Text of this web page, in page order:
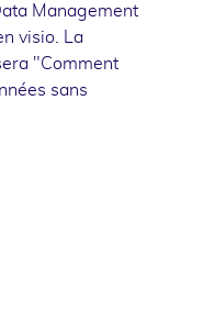
Management
visio. La
"Comment
sans